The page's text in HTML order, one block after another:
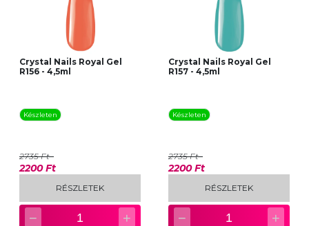
Crystal Nails Royal Gel
R156 - 4,5ml
Készleten
2735 Ft
2200 Ft
RÉSZLETEK
− 1 +
Crystal Nails Royal Gel
R157 - 4,5ml
Készleten
2735 Ft
2200 Ft
RÉSZLETEK
− 1 +